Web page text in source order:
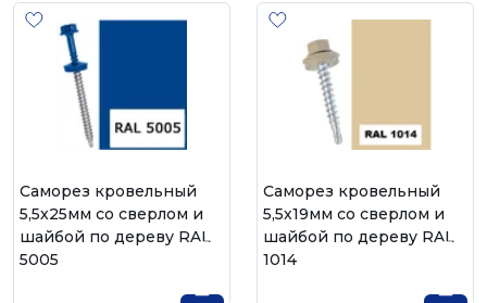
Саморез кровельный
5,5х25мм со сверлом и
шайбой по дереву RAL
5005
Саморез кровельный
5,5х19мм со сверлом и
шайбой по дереву RAL
1014